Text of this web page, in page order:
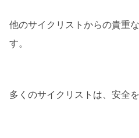
他のサイクリストからの貴重
す。
多くのサイクリストは、安全